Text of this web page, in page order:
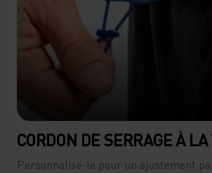
CORDON DE SERRAGE À
Personnalise-le pour un ajustement